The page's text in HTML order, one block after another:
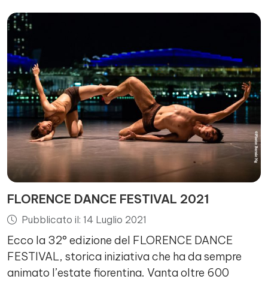
FLORENCE DANCE FESTIVAL 2021
Pubblicato il: 14 Luglio 2021
Ecco la 32° edizione del FLORENCE DANCE
FESTIVAL, storica iniziativa che ha da sempre
animato l’estate fiorentina. Vanta oltre 600